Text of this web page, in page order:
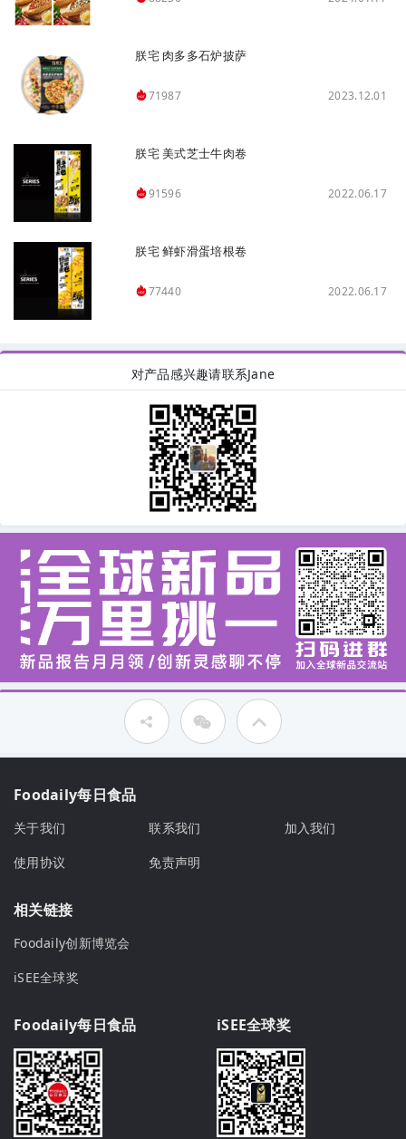
朕宅 肉多多石炉披萨
71987 2023.12.01
朕宅 美式芝士牛肉卷
91596 2022.06.17
朕宅 鲜虾滑蛋培根卷
77440 2022.06.17
对产品感兴趣请联系Jane
Foodaily每日食品
关于我们 联系我们
加入我们
使用协议
免责声明
相关链接
Foodaily创新博览会
iSEE全球奖
Foodaily每日食品 iSEE全球奖